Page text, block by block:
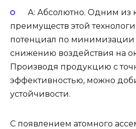
А: Абсолютно. Одним из
преимуществ этой
потенциал по минимизации
снижению воздействия на
Производя продукцию с
эффективностью, можно
устойчивости.
С появлением атомного